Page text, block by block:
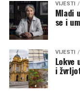
VIJESTI
Mladi
se i
VIJESTI
Lokve
i